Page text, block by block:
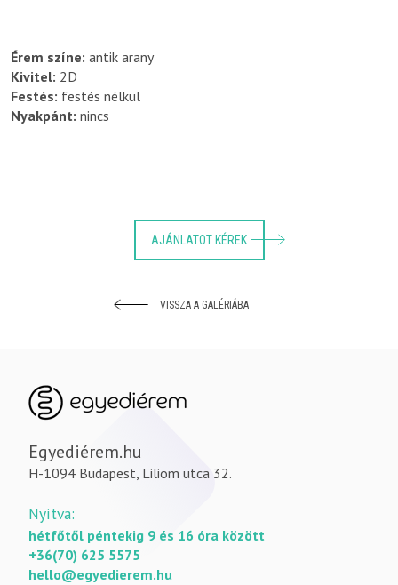
Érem színe: antik arany
Kivitel: 2D
Festés: festés nélkül
Nyakpánt: nincs
AJÁNLATOT KÉREK
VISSZA A GALÉRIÁBA
Egyediérem.hu
H-1094 Budapest, Liliom utca 32.
Nyitva:
hétfőtől péntekig 9 és 16 óra között
+36(70) 625 5575
hello@egyedierem.hu